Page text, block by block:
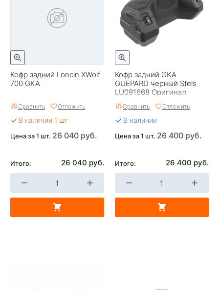
Кофр задний Loncin XWolf
700 GKA
Сравнить Отложить
В наличии 1 шт
Цена за 1 шт. 26 040 руб.
Итого: 26 040 руб.
Кофр задний GKA
GUEPARD черный Stels
LU091668 Оригинал
Сравнить Отложить
В наличии
Цена за 1 шт. 26 400 руб.
Итого: 26 400 руб.